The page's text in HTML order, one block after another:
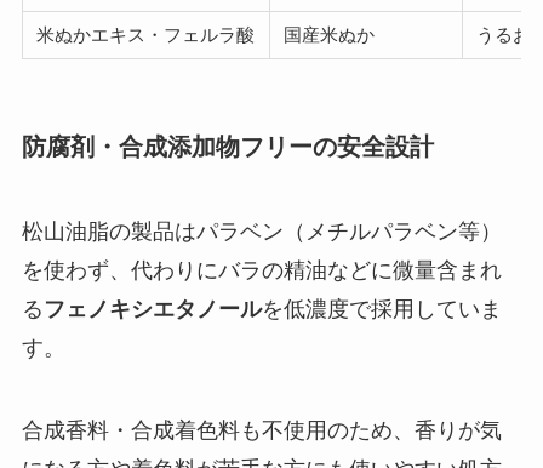
米ぬかエキス・フェルラ酸 国産米ぬか うるお
防腐剤・合成添加物フリーの安全設計
松山油脂の製品はパラベン（メチルパラベン等）
を使わず、代わりにバラの精油などに微量含まれ
る フェノキシエタノールを低濃度で採用していま
す。
合成香料・合成着色料も不使用のため、香りが気